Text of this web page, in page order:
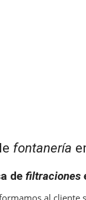
fontanería
de filtraciones
al cliente